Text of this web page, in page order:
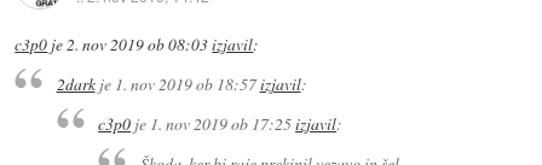
c3p0 je2. nov 2019 ob 08:03izjavil:
2darkje 1. nov 2019 ob 18:57izjavil:
c3p0 je 1. nov 2019 ob 17:25izjavil: